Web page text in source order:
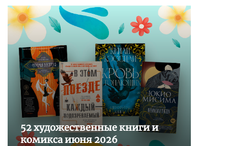
52 художественные книги и
комикса июня 2026